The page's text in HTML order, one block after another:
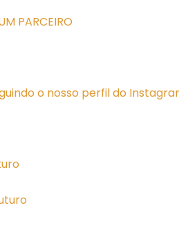
PARCEIRO
o nosso perfil do